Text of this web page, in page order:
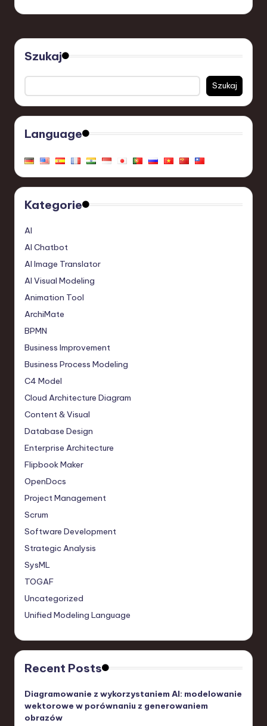
Szukaj
Szukaj
Language
Kategorie
AI
AI Chatbot
AI Image Translator
AI Visual Modeling
Animation Tool
ArchiMate
BPMN
Business Improvement
Business Process Modeling
C4 Model
Cloud Architecture Diagram
Content & Visual
Database Design
Enterprise Architecture
Flipbook Maker
OpenDocs
Project Management
Scrum
Software Development
Strategic Analysis
SysML
TOGAF
Uncategorized
Unified Modeling Language
Recent Posts
Diagramowanie z wykorzystaniem AI: modelowanie
wektorowe w porównaniu z generowaniem
obrazów